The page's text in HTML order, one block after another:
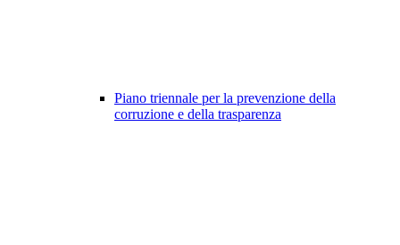
Piano triennale per la prevenzione della
corruzione e della trasparenza